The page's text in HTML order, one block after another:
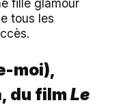
fille glamour
tous les
moi),
du film Le